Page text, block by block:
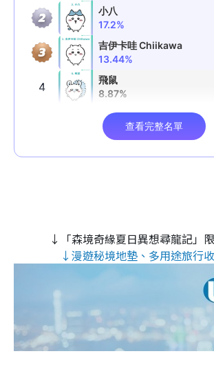
↓「森境奇緣夏日異想尋龍記」
↓漫遊秘境地墊、多用途旅行